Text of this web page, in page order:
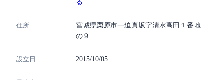
る
住所
宮城県栗原市一迫真坂字清水高田１番地
の９
設立日 2015/10/05